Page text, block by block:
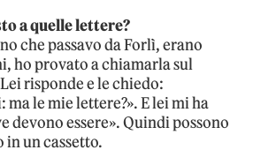
a quelle lettere?
che passavo da Forlì, erano
ho provato a chiamarla sul
risponde e le chiedo:
ma le mie lettere?». E lei mi ha
devono essere». Quindi possono
in un cassetto.